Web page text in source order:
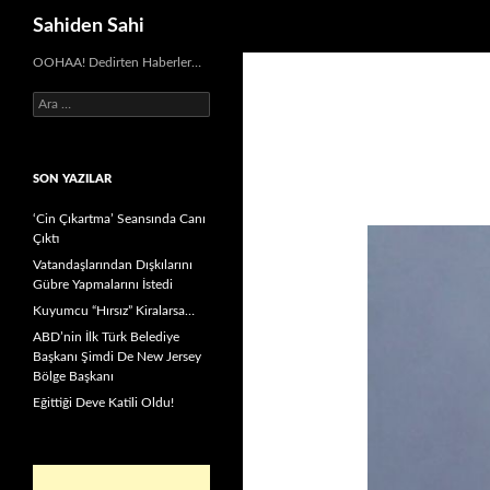
Sahiden Sahi
OOHAA! Dedirten Haberler…
Arama:
SON YAZILAR
‘Cin Çıkartma’ Seansında Canı
Çıktı
Vatandaşlarından Dışkılarını
Gübre Yapmalarını İstedi
Kuyumcu “Hırsız” Kiralarsa…
ABD’nin İlk Türk Belediye
Başkanı Şimdi De New Jersey
Bölge Başkanı
Eğittiği Deve Katili Oldu!